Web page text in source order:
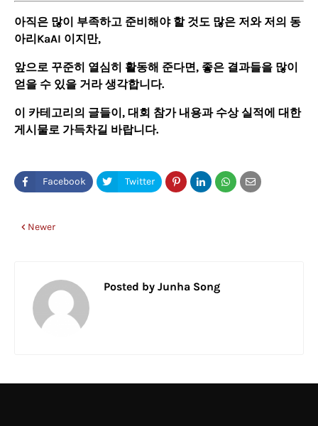
아직은 많이 부족하고 준비해야 할 것도 많은 저와 저의 동
아리KaAI 이지만,
앞으로 꾸준히 열심히 활동해 준다면, 좋은 결과들을 많이
얻을 수 있을 거라 생각합니다.
이 카테고리의 글들이, 대회 참가 내용과 수상 실적에 대한
게시물로 가득차길 바랍니다.
Newer
Posted by Junha Song